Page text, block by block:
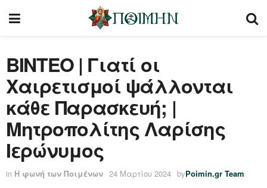
ΒΙΝΤΕΟ | Γιατί οι
Χαιρετισμοί ψάλλονται
κάθε Παρασκευή; |
Μητροπολίτης Λαρίσης
Ιερώνυμος
in Η φωνή των Ποιμένων 24 Μαρτίου 2024 byPoimin.gr Team